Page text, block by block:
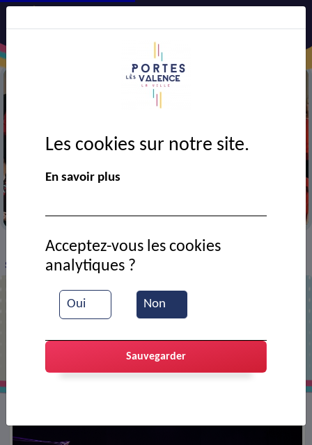
> VIE MUNICIPALE > Ressources documentaires
Spectacle de la chorale Cantavioure
Les cookies sur notre site.
En savoir plus
Oui Non
Acceptez-vous les cookies
analytiques ?
Sauvegarder